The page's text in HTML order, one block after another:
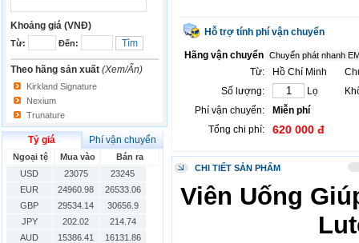
Khoảng giá (VNĐ)
Từ: Đến:
Theo hãng sản xuất (Xem/Ẩn)
Kirkland Signature
Nexium
Trunature
Tỷ giá Phí vận chuyển
Ngoại tệ Mua vào
Bán ra
USD
23075
23245
EUR
24960.98
26533.06
GBP
29534.14
30656.9
JPY
202.02
214.74
AUD
15386.41
16131.86
Hỗ trợ tính phí vận chuyển
Hãng vận chuyển
Từ:
Hồ Chí Minh
Số lượng:
Lọ
Phí vận chuyển:
Miễn phí
Tổng chi phí:
620 000 đ
CHI TIẾT SẢN PHẨM
Viên Uống